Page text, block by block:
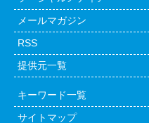
メールマガジン
RSS
提供元一覧
キーワード一覧
サイトマップ